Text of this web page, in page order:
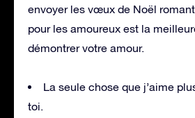
envoyer les vœux de Noël
pour les amoureux est la
démontrer votre amour.
La seule chose que j’aime
toi.